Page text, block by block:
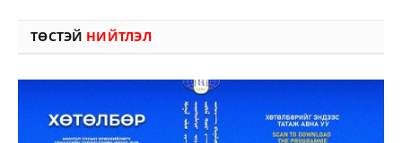
ТӨСТЭЙ НИЙТЛЭЛ